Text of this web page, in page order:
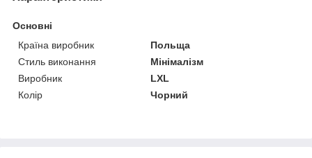
Основні
Країна виробник
Польща
Стиль виконання
Мінімалізм
Виробник
LXL
Колір
Чорний